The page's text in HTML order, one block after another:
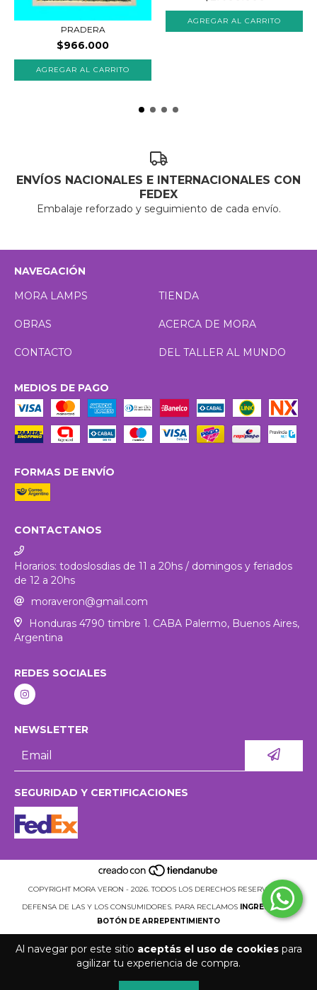
Al navegar por este sitio aceptás el uso de cookiespara
agilizar tu experiencia de compra.
PRADERA
$966.000
ENVÍOS NACIONALES E INTERNACIONALES CON
FEDEX
Embalaje reforzado y seguimiento de cada envío.
NAVEGACIÓN
MORA LAMPS
TIENDA
OBRAS ACERCA DE MORA
CONTACTO DEL TALLER AL MUNDO
MEDIOS DE PAGO
FORMAS DE ENVÍO
CONTACTANOS
Horarios: todoslosdias de 11 a 20hs / domingos y feriados
de 12 a 20hs
moraveron@gmail.com
Honduras 4790 timbre 1. CABA Palermo, Buenos Aires,
Argentina
REDES SOCIALES
NEWSLETTER
SEGURIDAD Y CERTIFICACIONES
COPYRIGHT MORA VERON - 2026. TODOS LOS DERECHOS RESERVADOS.
DEFENSA DE LAS Y LOS CONSUMIDORES. PARA RECLAMOS INGRESÁ ACÁ.
BOTÓN DE ARREPENTIMIENTO